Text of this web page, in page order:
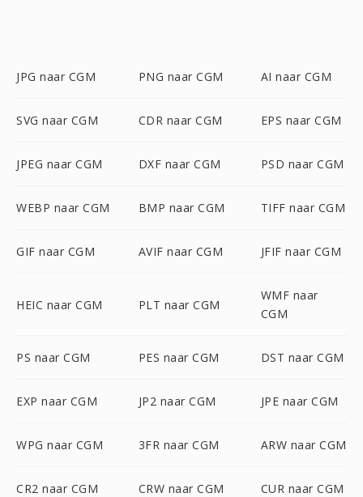
JPG naar CGM PNG naar CGM AI naar CGM
SVG naar CGM CDR naar CGM EPS naar CGM
JPEG naar CGM DXF naar CGM PSD naar CGM
WEBP naar CGM BMP naar CGM TIFF naar CGM
GIF naar CGM AVIF naar CGM JFIF naar CGM
HEIC naar CGM PLT naar CGM
WMF naar
CGM
PS naar CGM PES naar CGM DST naar CGM
EXP naar CGM JP2 naar CGM JPE naar CGM
WPG naar CGM 3FR naar CGM ARW naar CGM
CR2 naar CGM CRW naar CGM CUR naar CGM